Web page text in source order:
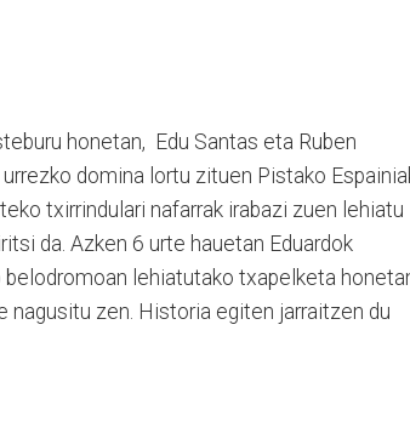
honetan, Edu Santas eta Ruben
domina lortu zituen Pistako
txirrindulari nafarrak irabazi zuen lehiatu
da. Azken 6 urte hauetan Eduardok
belodromoan lehiatutako txapelketa
zen. Historia egiten jarraitzen du